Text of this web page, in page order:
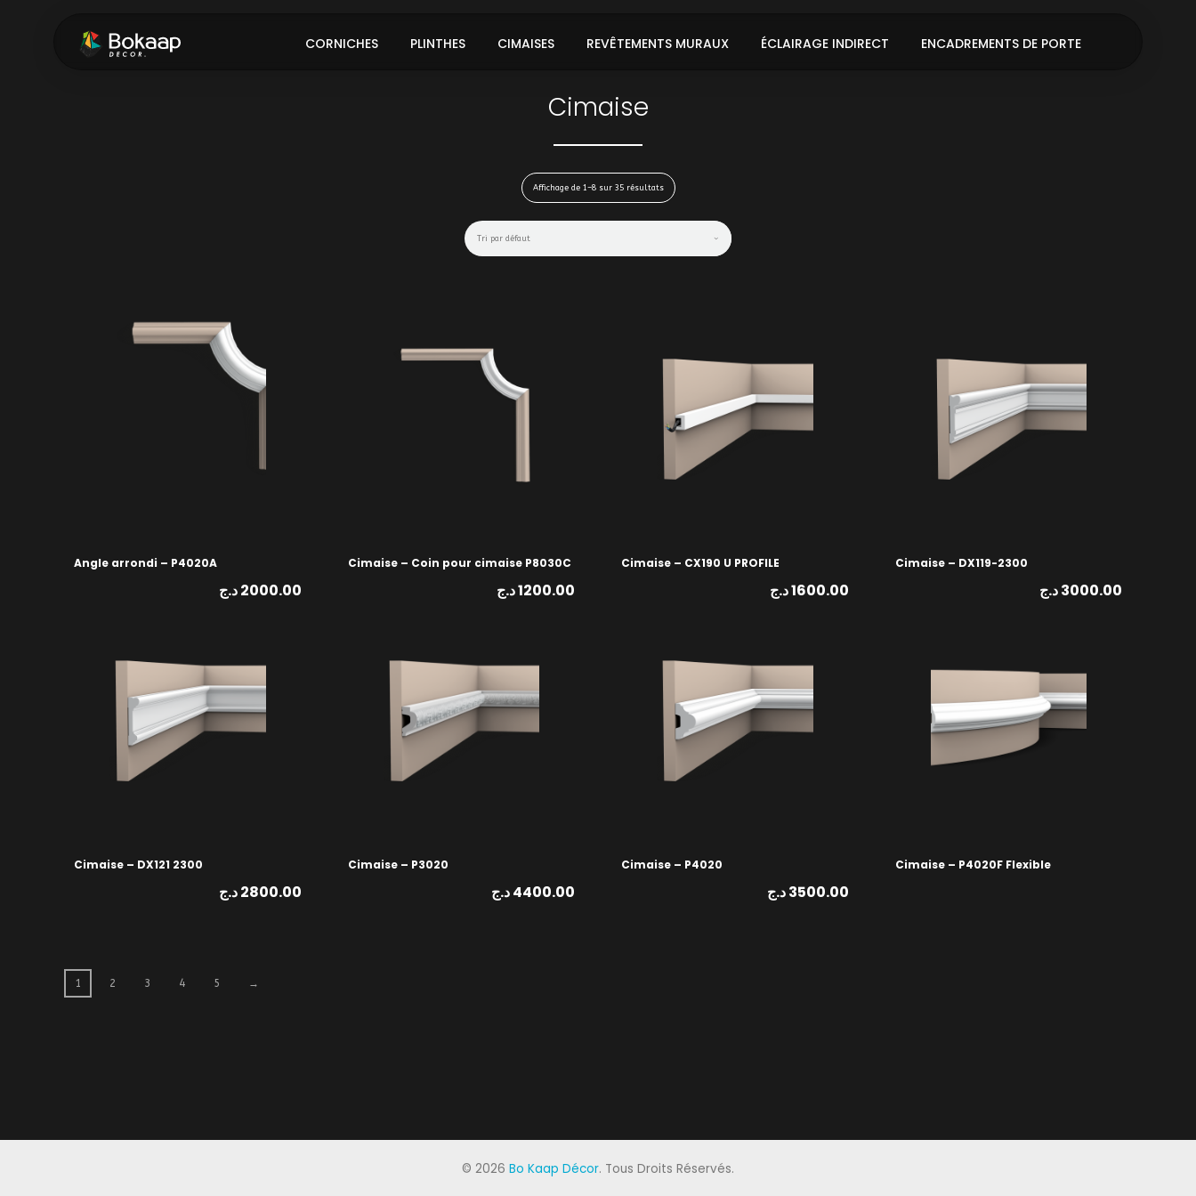
CORNICHES PLINTHES CIMAISES REVÊTEMENTS MURAUX ÉCLAIRAGE INDIRECT ENCADREMENTS DE PORTE
Cimaise
Affichage de 1–8 sur 35 résultats
Angle arrondi – P4020A
2000.00د.ج
Cimaise – Coin pour cimaise P8030C
1200.00د.ج
Cimaise – CX190 U PROFILE
1600.00د.ج
Cimaise – DX119-2300
3000.00د.ج
Cimaise – DX121 2300
2800.00د.ج
Cimaise – P3020
4400.00د.ج
Cimaise – P4020
3500.00د.ج
Cimaise – P4020F Flexible
1 2 3 4 5 →
© 2026 Bo Kaap Décor. Tous Droits Réservés.